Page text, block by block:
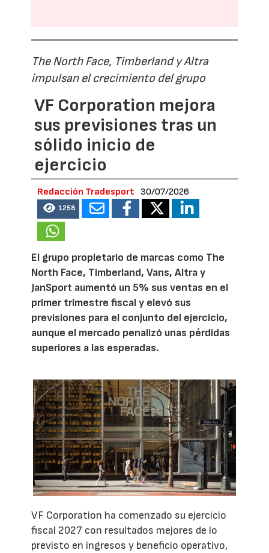
The North Face, Timberland y Altra
impulsan el crecimiento del grupo
VF Corporation mejora
sus previsiones tras un
sólido inicio de
ejercicio
Redacción Tradesport 30/07/2026
1258
El grupo propietario de marcas como The
North Face, Timberland, Vans, Altra y
JanSport aumentó un 5% sus ventas en el
primer trimestre fiscal y elevó sus
previsiones para el conjunto del ejercicio,
aunque el mercado penalizó unas pérdidas
superiores a las esperadas.
VF Corporation ha comenzado su ejercicio
fiscal 2027 con resultados mejores de lo
previsto en ingresos y beneficio operativo,